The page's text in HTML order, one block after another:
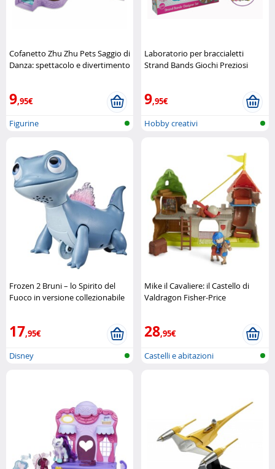
Cofanetto Zhu Zhu Pets Saggio di
Danza: spettacolo e divertimento
9,95€
Figurine
Laboratorio per braccialetti
Strand Bands Giochi Preziosi
9,95€
Hobby creativi
Frozen 2 Bruni – lo Spirito del
Fuoco in versione collezionabile
17,95€
Disney
Mike il Cavaliere: il Castello di
Valdragon Fisher-Price
28,95€
Castelli e abitazioni